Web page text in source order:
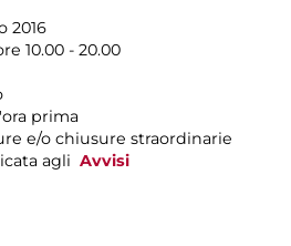
2016
10.00 - 20.00
prima
e/o chiusure straordinarie
agli Avvisi